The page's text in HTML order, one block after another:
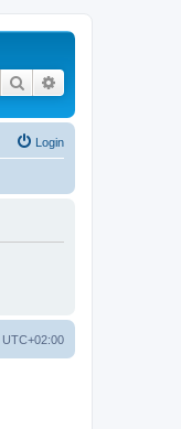
Cerca
Login
UTC+02:00